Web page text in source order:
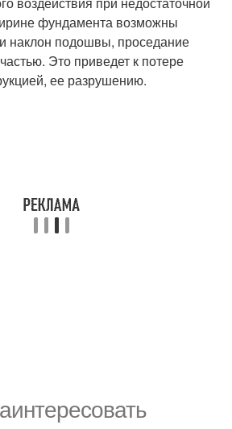
фундамента возможны
наклон подошвы, проседание
Это приведет к потере
ее разрушению.